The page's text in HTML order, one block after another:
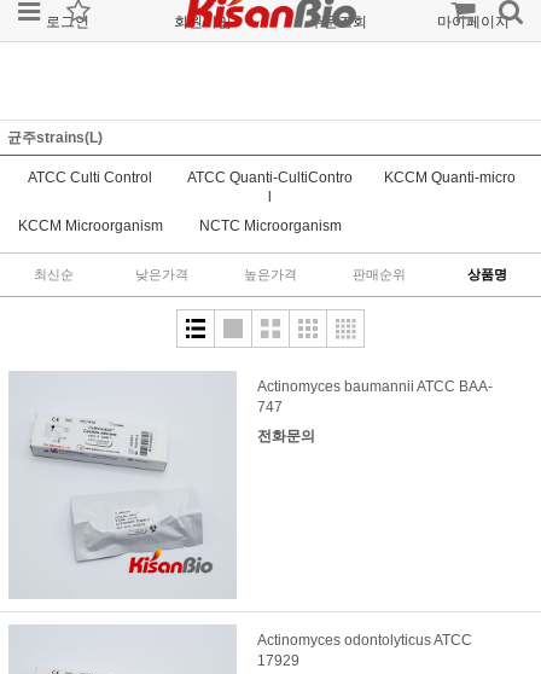
로그인 회원가입 주문조회 마이페이지
균주strains(L)
ATCC Culti Control
ATCC Quanti-CultiContro
KCCM Quanti-micro
KCCM Microorganism NCTC Microorganism
최신순 낮은가격 높은가격 판매순위 상품명
Actinomyces baumannii ATCC BAA-
747
전화문의
Actinomyces odontolyticus ATCC
17929